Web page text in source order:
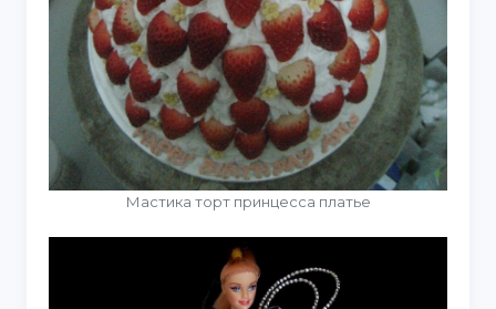
Мастика торт принцесса платье